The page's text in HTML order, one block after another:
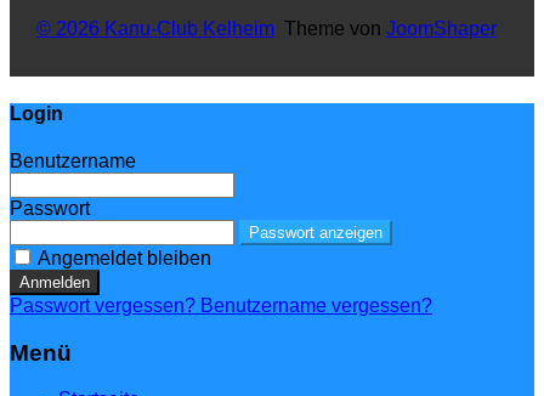
© 2026 Kanu-Club KelheimTheme von JoomShaper
Login
Benutzername
Passwort
Passwort anzeigen
Angemeldet bleiben
Anmelden
Passwort vergessen? Benutzername vergessen?
Menü